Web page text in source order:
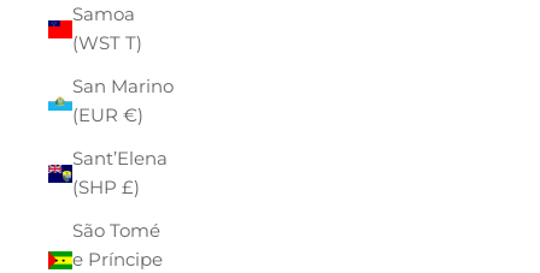
Samoa
(WST T)
San Marino
(EUR €)
Sant’Elena
(SHP £)
São Tomé
e Príncipe